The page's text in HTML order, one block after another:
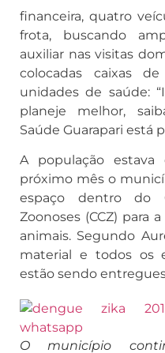
financeira, quatro
frota, buscando
auxiliar nas visitas
colocadas caixas
unidades de saúde:
planeje melhor,
Saúde Guarapari está
A população
próximo mês o
espaço dentro do
Zoonoses (CCZ) para
animais. Segundo
material e todos os
estão sendo
O município